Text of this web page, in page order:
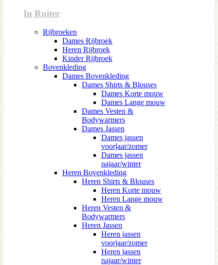
In Ruiter
Rijbroeken
Dames Rijbroek
Heren Rijbroek
Kinder Rijbroek
Bovenkleding
Dames Bovenkleding
Dames Shirts & Blouses
Dames Korte mouw
Dames Lange mouw
Dames Vesten &
Bodywarmers
Dames Jassen
Dames jassen
voorjaar/zomer
Dames jassen
najaar/winter
Heren Bovenkleding
Heren Shirts & Blouses
Heren Korte mouw
Heren Lange mouw
Heren Vesten &
Bodywarmers
Heren Jassen
Heren jassen
voorjaar/zomer
Heren jassen
najaar/winter